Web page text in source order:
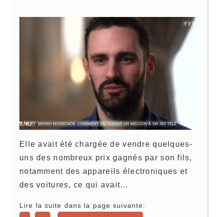
Elle avait été chargée de vendre quelques-
uns des nombreux prix gagnés par son fils,
notamment des appareils électroniques et
des voitures, ce qui avait…
Lire la suite dans la page suivante: